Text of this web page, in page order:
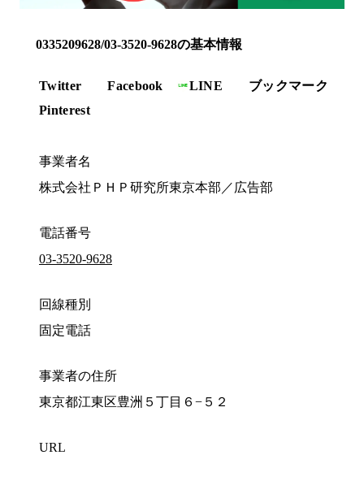
0335209628/03-3520-9628の基本情報
Twitter Facebook LINE
ブックマーク
Pinterest
事業者名
株式会社ＰＨＰ研究所東京本部／広告部
電話番号
03-3520-9628
回線種別
固定電話
事業者の住所
東京都江東区豊洲５丁目６−５２
URL